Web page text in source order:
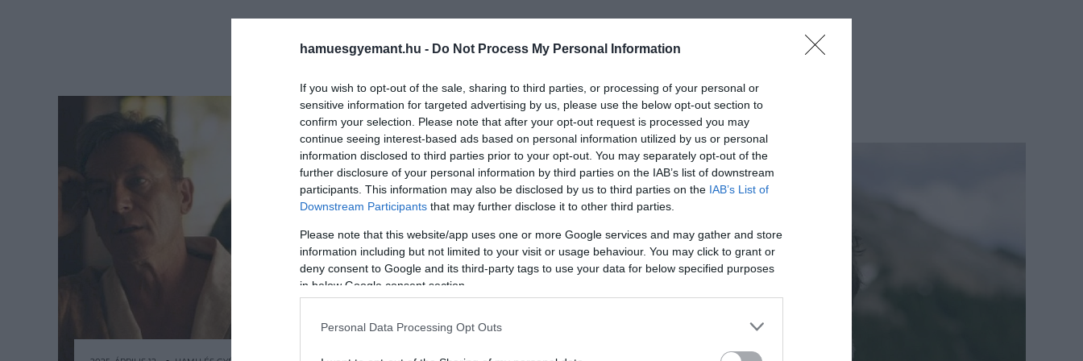
hamuesgyemant.hu - Do Not Process My Personal Information
If you wish to opt-out of the sale, sharing to third parties, or processing of your personal or
sensitive information for targeted advertising by us, please use the below opt-out section to
confirm your selection. Please note that after your opt-out request is processed you may
continue seeing interest-based ads based on personal information utilized by us or personal
information disclosed to third parties prior to your opt-out. You may separately opt-out of the
further disclosure of your personal information by third parties on the IAB’s list of downstream
participants. This information may also be disclosed by us to third parties on the IAB’s List of
Downstream Participants that may further disclose it to other third parties.
Please note that this website/app uses one or more Google services and may gather and store
information including but not limited to your visit or usage behaviour. You may click to grant or
deny consent to Google and its third-party tags to use your data for below specified purposes
in below Google consent section.
Personal Data Processing Opt Outs